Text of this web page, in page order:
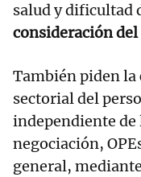
salud y dificultad
consideración
También piden la
sectorial del
independiente de
negociación,
general, mediante